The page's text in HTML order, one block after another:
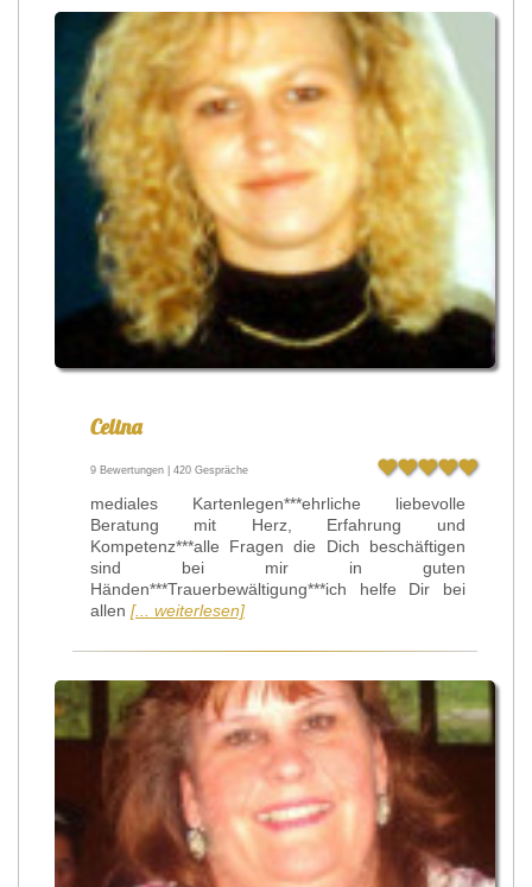
Celina
9 Bewertungen | 420 Gespräche
mediales Kartenlegen***ehrliche liebevolle
Beratung mit Herz, Erfahrung und
Kompetenz***alle Fragen die Dich beschäftigen
sind bei mir in guten
Händen***Trauerbewältigung***ich helfe Dir bei
allen [... weiterlesen]